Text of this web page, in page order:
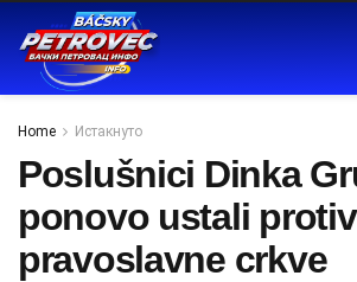
Home Истакнуто
Poslušnici Dinka
ponovo ustali
pravoslavne crkve